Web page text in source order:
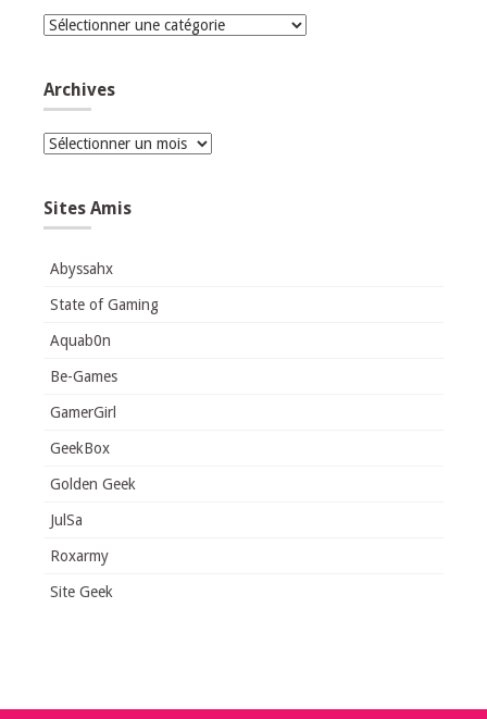
Catégories
Archives
Archives
Sites Amis
Abyssahx
State of Gaming
Aquab0n
Be-Games
GamerGirl
GeekBox
Golden Geek
JulSa
Roxarmy
Site Geek